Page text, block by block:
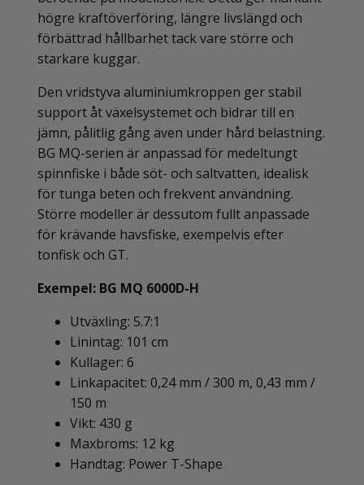
högre kraftöverföring, längre livslängd och
förbättrad hållbarhet tack vare större och
starkare kuggar.
Den vridstyva aluminiumkroppen ger stabil
support åt växelsystemet och bidrar till en
jämn, pålitlig gång även under hård belastning.
BG MQ-serien är anpassad för medeltungt
spinnfiske i både söt- och saltvatten, idealisk
för tunga beten och frekvent användning.
Större modeller är dessutom fullt anpassade
för krävande havsfiske, exempelvis efter
tonfisk och GT.
Exempel: BG MQ 6000D-H
Utväxling: 5.7:1
Linintag: 101 cm
Kullager: 6
Linkapacitet: 0,24 mm / 300 m, 0,43 mm /
150 m
Vikt: 430 g
Maxbroms: 12 kg
Handtag: Power T-Shape